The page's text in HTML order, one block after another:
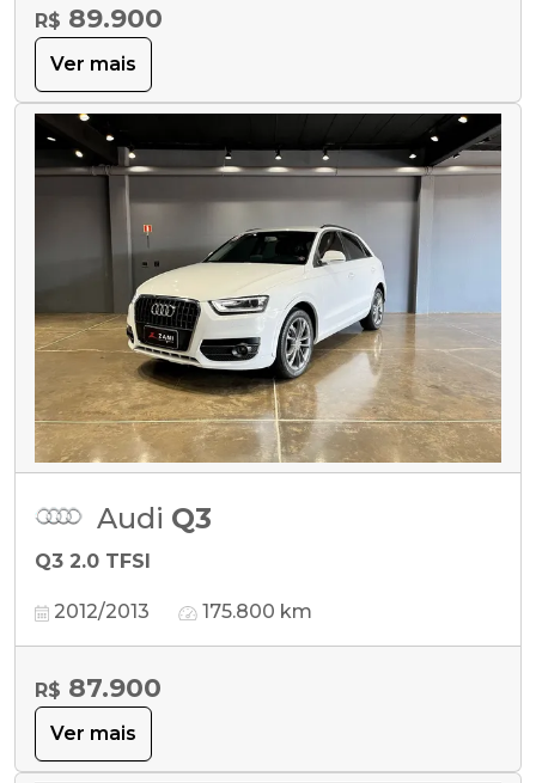
R$ 89.900
Ver mais
Audi Q3
Q3 2.0 TFSI
2012/2013 175.800 km
R$ 87.900
Ver mais